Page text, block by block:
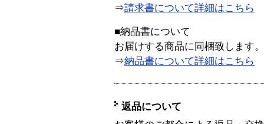
⇒請求書について詳細はこちら
■納品書について
お届けする商品に同梱致します。
⇒納品書について詳細はこちら
返品について